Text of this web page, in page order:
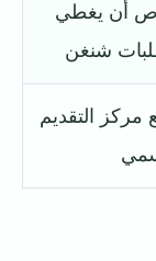
أن يغطي
شنغن
مركز التقديم